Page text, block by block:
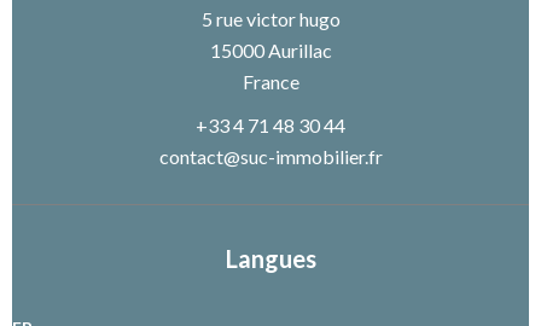
5 rue victor hugo
15000Aurillac
France
+33 4 71 48 30 44
contact@suc-immobilier.fr
Langues